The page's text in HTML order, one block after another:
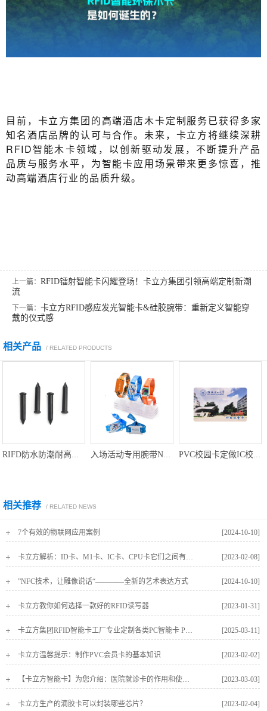
目前，卡立方集团的高端酒店木卡定制服务已获得多家
知名酒店品牌的认可与合作。未来，卡立方将继续深耕
RFID智能木卡领域，以创新驱动发展，不断提升产品
品质与服务水平，为智能卡应用场景带来更多惊喜，推
动高端酒店行业的品质升级。
上一篇： RFID镭射智能卡闪耀登场！卡立方集团引领高端定制新潮
流
下一篇： 卡立方RFID感应发光智能卡&硅胶腕带：重新定义智能穿
戴的仪式感
相关产品 / RELATED PRODUCTS
RIFD防水防潮耐高温公园林木资产管理钉子标签NFC树木管理钉子标签 入场活动专用腕带NFC织唛腕带RFID织唛腕带NFC小卡 PVC校园卡定做IC校园出入卡批发厂家IC校园卡定做工厂
相关推荐 / RELATED NEWS
7个有效的物联网应用案例 [2024-10-10]
[2023-02-08]
”NFC技术，让雕像说话“————全新的艺术表达方式 [2024-10-10]
卡立方教你如何选择一款好的RFID读写器 [2023-01-31]
[2025-03-11]
卡立方温馨提示：制作PVC会员卡的基本知识 [2023-02-02]
[2023-03-03]
卡立方生产的滴胶卡可以封装哪些芯片？ [2023-02-04]